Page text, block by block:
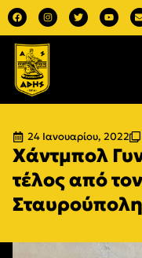
24 Ιανουαρίου, 2022
Χάντμπολ
τέλος από